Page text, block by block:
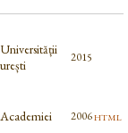
2015
2006html